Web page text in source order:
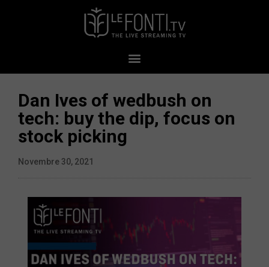
Dan Ives of wedbush on
tech: buy the dip, focus on
stock picking
Novembre 30, 2021